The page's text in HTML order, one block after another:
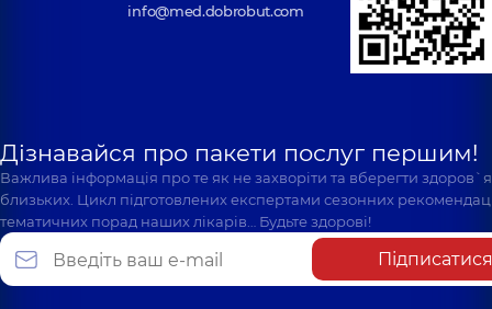
info@med.dobrobut.com
Дізнавайся про пакети послуг першим!
Важлива інформація про те як не захворіти та вберегти
близьких. Цикл підготовлених експертами сезонних
тематичних порад наших лікарів… Будьте здорові!
Підписатися